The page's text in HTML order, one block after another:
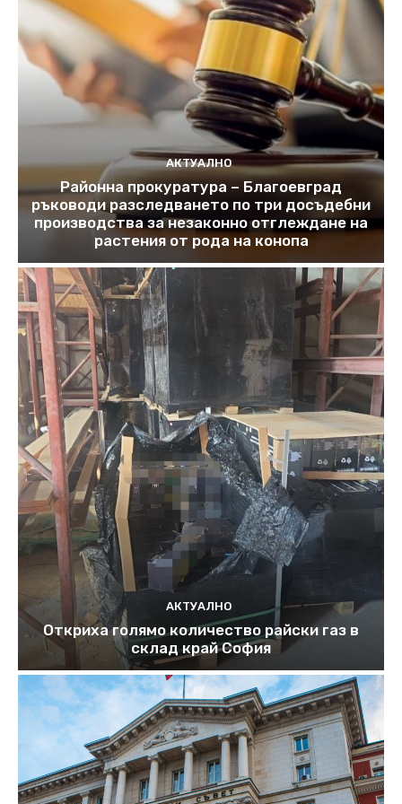
АКТУАЛНО
Районна прокуратура – Благоевград
ръководи разследването по три досъдебни
производства за незаконно отглеждане на
растения от рода на конопа
АКТУАЛНО
Откриха голямо количество райски газ в
склад край София